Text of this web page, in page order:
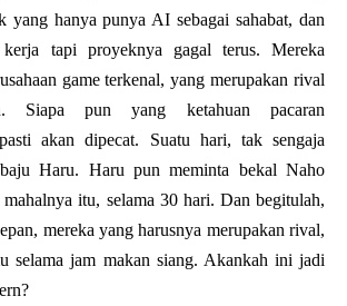
yang hanya punya AI sebagai sahabat, dan
tapi proyeknya gagal terus. Mereka
game terkenal, yang merupakan rival
Siapa pun yang ketahuan pacaran
pasti akan dipecat. Suatu hari, tak sengaja
Haru. Haru pun meminta bekal Naho
itu, selama 30 hari. Dan begitulah,
mereka yang harusnya merupakan rival,
selama jam makan siang. Akankah ini jadi